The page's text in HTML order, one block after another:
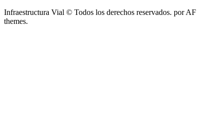
Infraestructura Vial © Todos los derechos reservados. por AF
themes.